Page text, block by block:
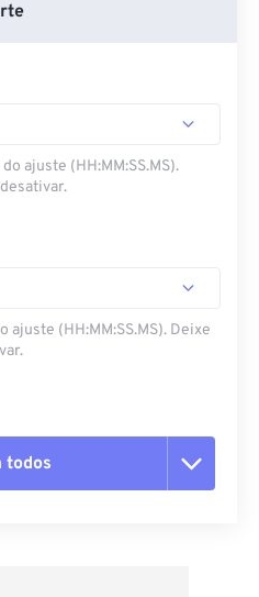
ajuste (HH:MM:SS.MS).
ajuste (HH:MM:SS.MS). Deixe
todos